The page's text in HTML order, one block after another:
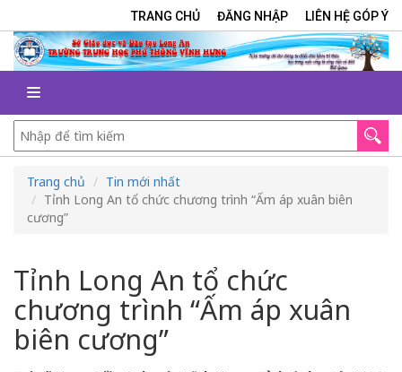
TRANG CHỦ ĐĂNG NHẬP LIÊN HỆ GÓP Ý
Trang chủ
Tin mới nhất
Tỉnh Long An tổ chức chương trình “Ấm áp xuân biên
cương”
Tỉnh Long An tổ chức
chương trình “Ấm áp xuân
biên cương”